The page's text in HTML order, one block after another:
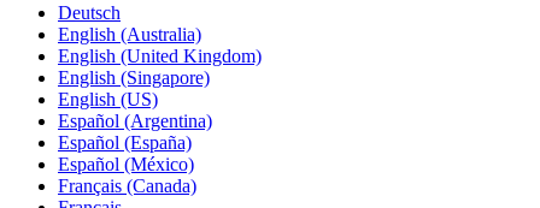
Deutsch
English (Australia)
English (United Kingdom)
English (Singapore)
English (US)
Español (Argentina)
Español (España)
Español (México)
Français (Canada)